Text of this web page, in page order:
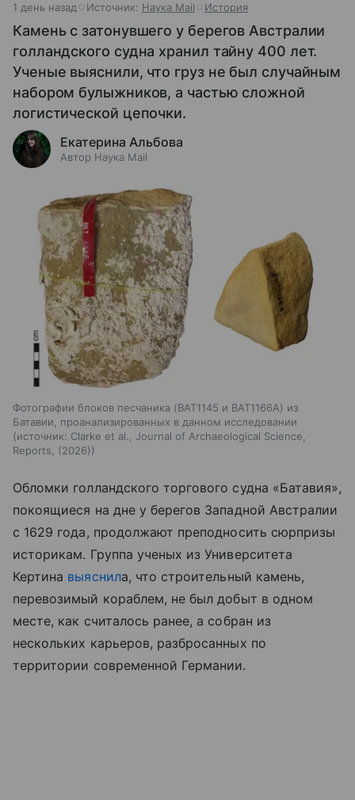
1 день назад Источник: Наука Mail История
Камень с затонувшего у берегов Австралии
голландского судна хранил тайну 400 лет.
Ученые выяснили, что груз не был случайным
набором булыжников, а частью сложной
логистической цепочки.
Екатерина Альбова
Автор Наука Mail
Фотографии блоков песчаника (BAT1145 и BAT1166A) из
Батавии, проанализированных в данном исследовании
источник: Clarke et al., Journal of Archaeological Science,
Reports, (2026)
Обломки голландского торгового судна «Батавия»,
покоящиеся на дне у берегов Западной Австралии
с 1629 года, продолжают преподносить сюрпризы
историкам. Группа ученых из Университета
Кертина выяснила, что строительный камень,
перевозимый кораблем, не был добыт в одном
месте, как считалось ранее, а собран из
нескольких карьеров, разбросанных по
территории современной Германии.